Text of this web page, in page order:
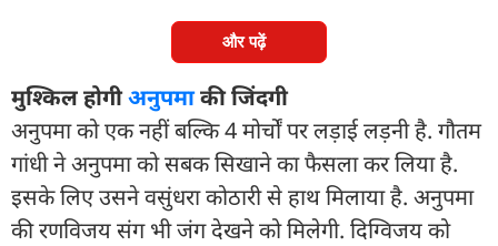
और पढ़ें
मुश्किल होगीअनुपमाकी जिंदगी
अनुपमा को एक नहीं बल्कि 4 मोर्चों पर लड़ाई लड़नी है. गौतम
गांधी ने अनुपमा को सबक सिखाने का फैसला कर लिया है.
इसके लिए उसने वसुंधरा कोठारी से हाथ मिलाया है. अनुपमा
की रणविजय संग भी जंग देखने को मिलेगी. दिग्विजय को